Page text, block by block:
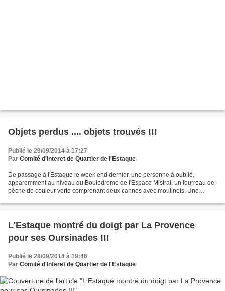
Objets perdus .... objets trouvés !!!
Publié le 29/09/2014 à 17:27
Par Comité d'Interet de Quartier de l'Estaque
De passage à l'Estaque le week end dernier, une personne à oublié,
apparemment au niveau du Boulodrome de l'Espace Mistral, un fourreau de
pêche de couleur verte comprenant deux cannes avec moulinets. Une
L'Estaque montré du doigt par La Provence
pour ses Oursinades !!!
Publié le 28/09/2014 à 19:46
Par Comité d'Interet de Quartier de l'Estaque